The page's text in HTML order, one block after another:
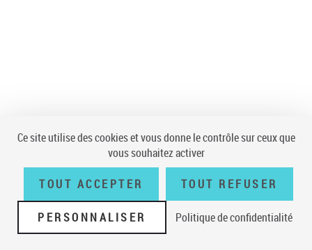
Ce site utilise des cookies et vous donne le contrôle sur ceux que
vous souhaitez activer
TOUT ACCEPTER TOUT REFUSER
PERSONNALISER Politique de confidentialité